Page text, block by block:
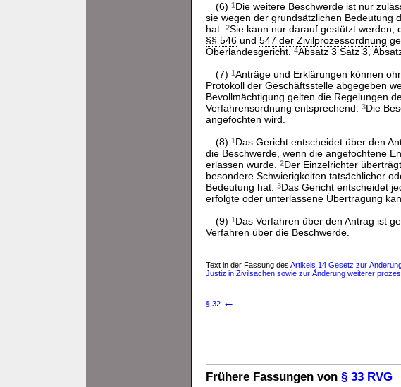
(6) 1Die weitere Beschwerde ist nur
sie wegen der grundsätzlichen Bedeutung
hat.
2Sie kann nur darauf gestützt werden,
§§ 546 und 547 der Zivilprozessordnung
Oberlandesgericht.
4Absatz 3 Satz 3,
(7) 1Anträge und Erklärungen können
Protokoll der Geschäftsstelle abgegeben
Bevollmächtigung gelten die Regelungen
Verfahrensordnung entsprechend.
3Die
angefochten wird.
(8) 1Das Gericht entscheidet über den
die Beschwerde, wenn die angefochtene
erlassen wurde.
2Der Einzelrichter
besondere Schwierigkeiten tatsächlicher
Bedeutung hat.
3Das Gericht entscheidet
erfolgte oder unterlassene Übertragung
(9) 1Das Verfahren über den Antrag ist
Verfahren über die Beschwerde.
Text in der Fassung des Artikels 14 Gesetz zur
Justiz in Zivilsachen sowie zur Änderung weiterer
§ 32 ←
Frühere Fassungen von § 33 RVG